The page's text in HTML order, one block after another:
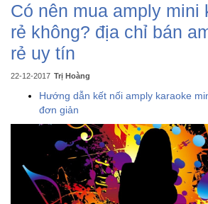
Trang
Chủ
Đang
Hot
Khuyến
Có nên mua amply mini
rẻ không? địa chỉ bán
rẻ uy tín
22-12-2017 Trị Hoàng
Hướng dẫn kết nối amply karaoke
đơn giản